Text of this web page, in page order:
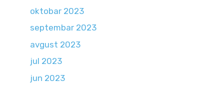
oktobar 2023
septembar 2023
avgust 2023
jul 2023
jun 2023